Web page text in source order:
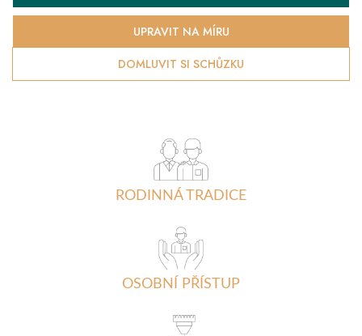
cena:
DOMLUVIT SI SCHŮZKU
UPRAVIT NA MÍRU
RODINNÁ TRADICE
OSOBNÍ PŘÍSTUP